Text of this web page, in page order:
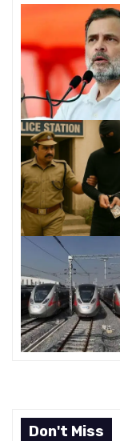
a
v
i
g
a
t
o
n
Don't Miss